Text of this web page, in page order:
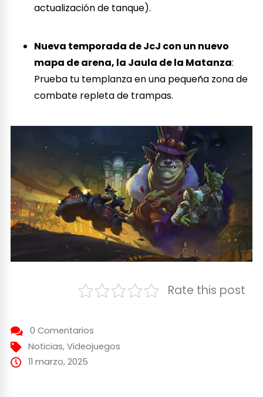
actualización de tanque).
Nueva temporada de JcJ con un nuevo
mapa de arena, la Jaula de la Matanza:
Prueba tu templanza en una pequeña zona de
combate repleta de trampas.
Rate this post
0 Comentarios
Noticias, Videojuegos
11 marzo, 2025